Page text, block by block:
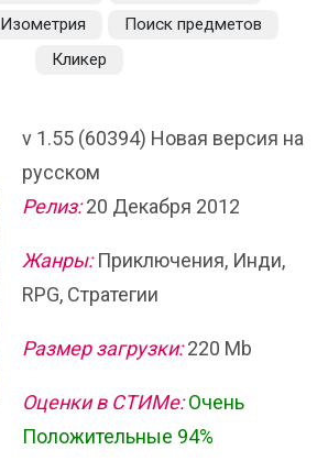
Изометрия
Поиск предметов
Кликер
v 1.55 (60394) Новая версия на
русском
Релиз:20 Декабря 2012
Жанры:Приключения, Инди,
RPG, Стратегии
Размер загрузки:220 Mb
Оценки в СТИМе: Очень
Положительные 94%